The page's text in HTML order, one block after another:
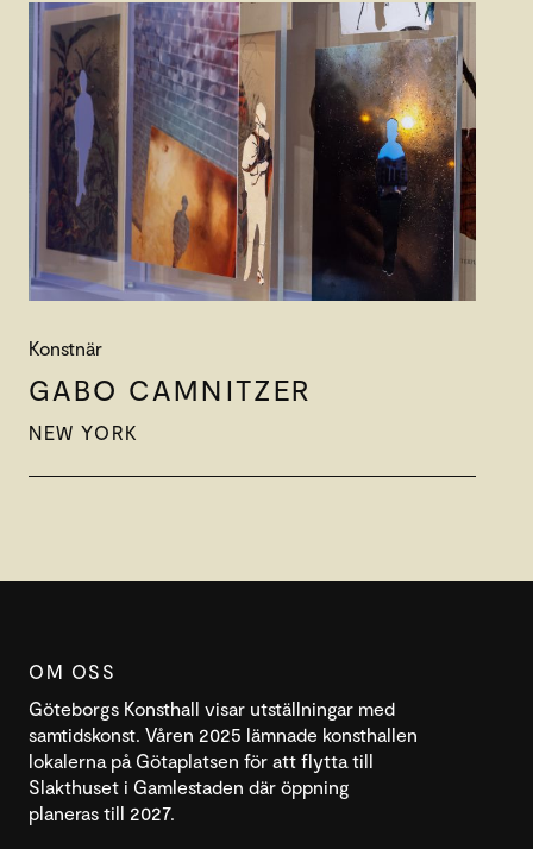
Konstnär
GABO CAMNITZER
NEW YORK
OM OSS
Göteborgs Konsthall visar utställningar med
samtidskonst. Våren 2025 lämnade konsthallen
lokalerna på Götaplatsen för att flytta till
Slakthuset i Gamlestaden där öppning
planeras till 2027.